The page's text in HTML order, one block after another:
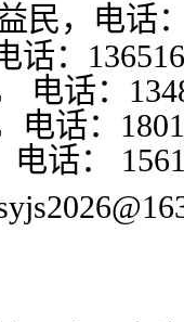
民，电话
话：
电话：
电话：
电话：
@